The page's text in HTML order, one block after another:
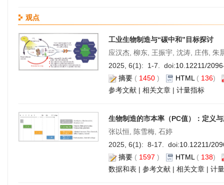
观点
工业生物制造与“碳中和”目标探讨
应汉杰, 柳东, 王振宇, 沈涛, 庄伟, 朱
2025, 6(1): 1-7. doi:10.12211/
摘要 ( 1450 ) HTML ( 136)
参考文献 | 相关文章 | 计量指标
生物制造的市本率（PC值）：定义
张以恒, 陈雪梅, 石婷
2025, 6(1): 8-17. doi:10.12211/
摘要 ( 1597 ) HTML ( 138)
数据和表 | 参考文献 | 相关文章 | 计